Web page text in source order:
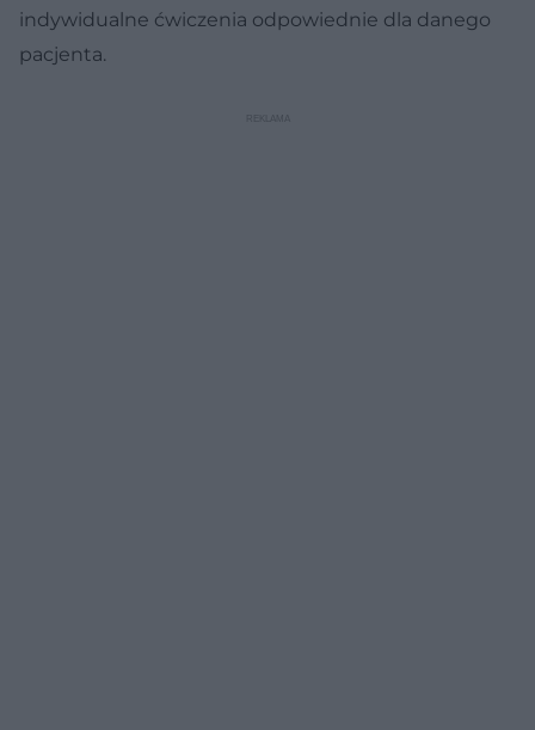
indywidualne ćwiczenia odpowiednie dla danego
pacjenta.